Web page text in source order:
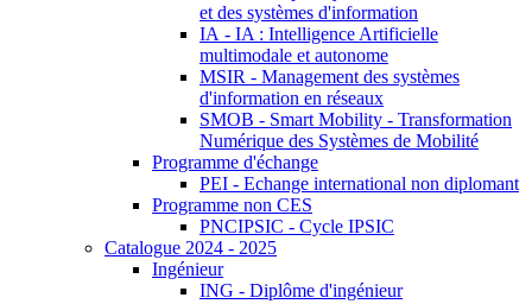
et des systèmes d'information
IA - IA : Intelligence Artificielle
multimodale et autonome
MSIR - Management des systèmes
d'information en réseaux
SMOB - Smart Mobility - Transformation
Numérique des Systèmes de Mobilité
Programme d'échange
PEI - Echange international non diplomant
Programme non CES
PNCIPSIC - Cycle IPSIC
Catalogue 2024 - 2025
Ingénieur
ING - Diplôme d'ingénieur